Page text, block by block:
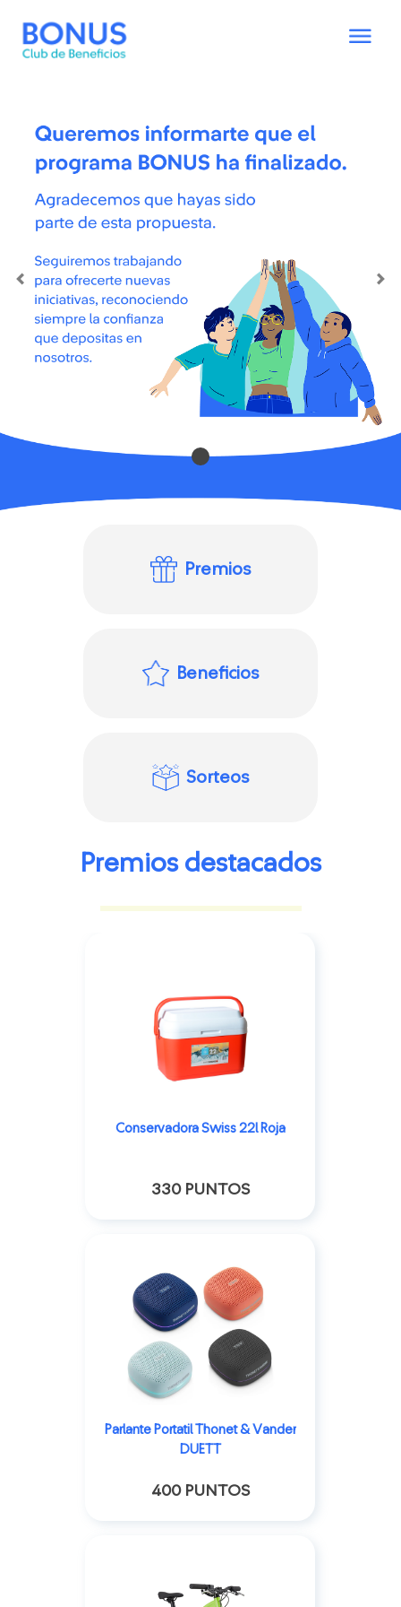
Premios
Beneficios
Sorteos
Premios destacados
Conservadora Swiss 22l Roja
330 PUNTOS
Parlante Portatil Thonet & Vander
DUETT
400 PUNTOS